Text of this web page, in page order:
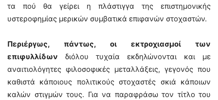
τα πού θα γείρει η πλάστιγγα της επιστημονικής
υστεροφημίας μερικών συμβατικά επιφανών στοχαστών.
Περιέργως, πάντως, οι εκτροχιασμοί των
επιφυλλίδων διόλου τυχαία εκδηλώνονται και με
αναιτιολόγητες φιλοσοφικές μεταλλάξεις, γεγονός που
καθιστά κάποιους πολιτικούς στοχαστές σκιά κάποιων
καλών στιγμών τους. Για να παραφράσω τον τίτλο του